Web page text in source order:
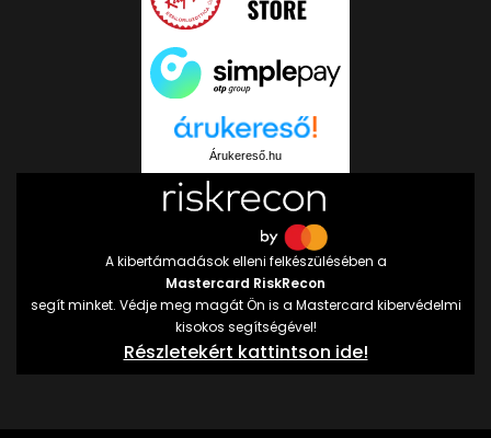
Árukereső.hu
A kibertámadások elleni felkészülésében a
Mastercard RiskRecon
segít minket. Védje meg magát Ön is a Mastercard kibervédelmi
kisokos segítségével!
Részletekért kattintson ide!